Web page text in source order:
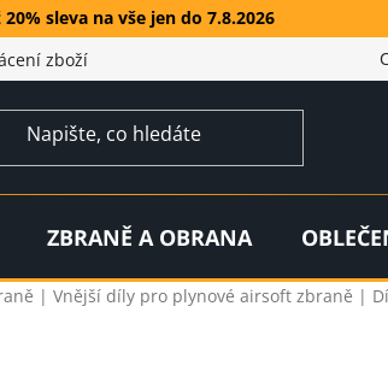
20% sleva na vše jen do 7.8.2026
zboží
ZBRANĚ A OBRANA
| Vnější díly pro plynové airsoft zbraně |